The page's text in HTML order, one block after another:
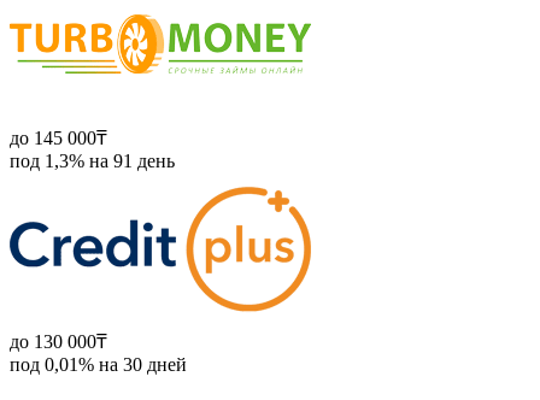
до 145 000₸
под 1,3% на 91 день
до 130 000₸
под 0,01% на 30 дней